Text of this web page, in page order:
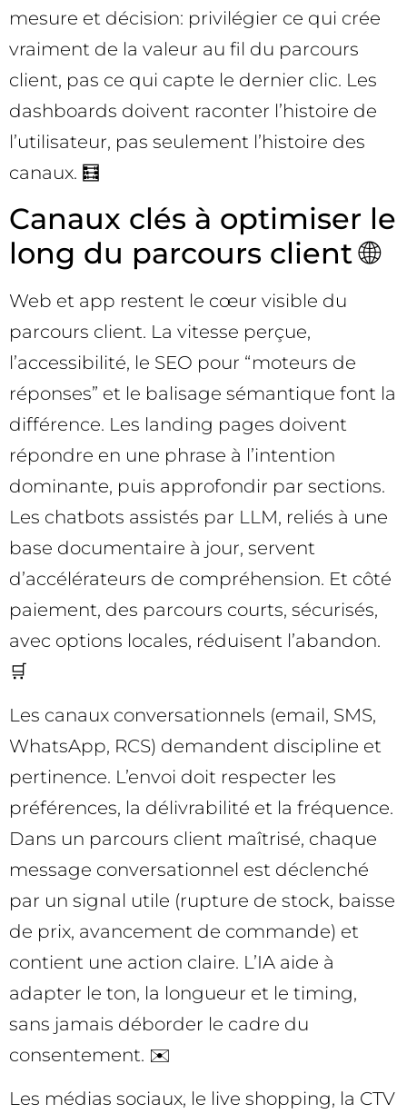
mesure et décision: privilégier ce qui crée
vraiment de la valeur au fil du parcours
client, pas ce qui capte le dernier clic. Les
dashboards doivent raconter l’histoire de
l’utilisateur, pas seulement l’histoire des
canaux. 🧮
Canaux clés à optimiser le
long du parcours client 🌐
Web et app restent le cœur visible du
parcours client. La vitesse perçue,
l’accessibilité, le SEO pour “moteurs de
réponses” et le balisage sémantique font la
différence. Les landing pages doivent
répondre en une phrase à l’intention
dominante, puis approfondir par sections.
Les chatbots assistés par LLM, reliés à une
base documentaire à jour, servent
d’accélérateurs de compréhension. Et côté
paiement, des parcours courts, sécurisés,
avec options locales, réduisent l’abandon.
🛒
Les canaux conversationnels (email, SMS,
WhatsApp, RCS) demandent discipline et
pertinence. L’envoi doit respecter les
préférences, la délivrabilité et la fréquence.
Dans un parcours client maîtrisé, chaque
message conversationnel est déclenché
par un signal utile (rupture de stock, baisse
de prix, avancement de commande) et
contient une action claire. L’IA aide à
adapter le ton, la longueur et le timing,
sans jamais déborder le cadre du
consentement. ✉️
Les médias sociaux, le live shopping, la CTV